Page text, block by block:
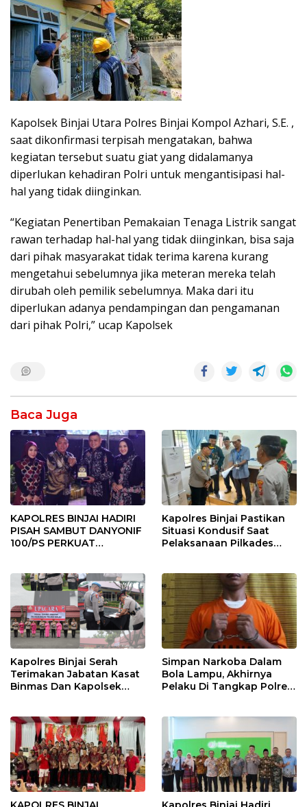
Kapolsek Binjai Utara Polres Binjai Kompol Azhari, S.E. ,
saat dikonfirmasi terpisah mengatakan, bahwa
kegiatan tersebut suatu giat yang didalamanya
diperlukan kehadiran Polri untuk mengantisipasi hal-
hal yang tidak diinginkan.
“Kegiatan Penertiban Pemakaian Tenaga Listrik sangat
rawan terhadap hal-hal yang tidak diinginkan, bisa saja
dari pihak masyarakat tidak terima karena kurang
mengetahui sebelumnya jika meteran mereka telah
dirubah oleh pemilik sebelumnya. Maka dari itu
diperlukan adanya pendampingan dan pengamanan
dari pihak Polri,” ucap Kapolsek
Baca Juga
KAPOLRES BINJAI HADIRI
PISAH SAMBUT DANYONIF
100/PS PERKUAT
Kapolres Binjai Pastikan
Situasi Kondusif Saat
Pelaksanaan Pilkades
Kapolres Binjai Serah
Terimakan Jabatan Kasat
Binmas Dan Kapolsek
Simpan Narkoba Dalam
Bola Lampu, Akhirnya
Pelaku Di Tangkap Polres